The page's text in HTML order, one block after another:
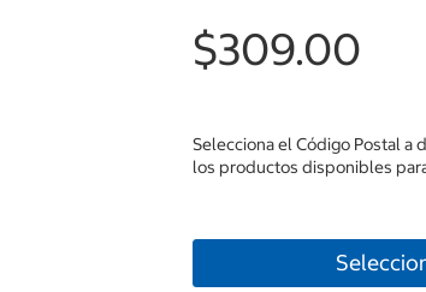
$309.00
Selecciona el Código Postal a
los productos disponibles